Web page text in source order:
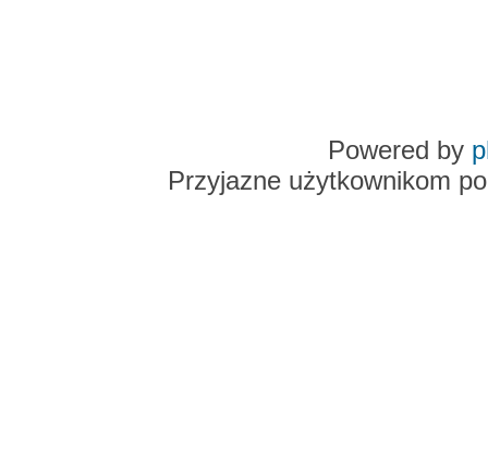
Powered by
Przyjazne użytkownikom